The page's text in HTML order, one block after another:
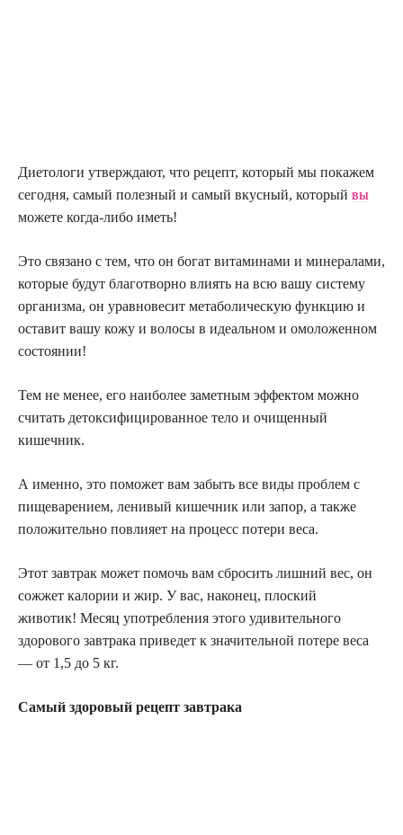
Диетологи утверждают, что рецепт, который мы покажем
сегодня, самый полезный и самый вкусный, который вы
можете когда-либо иметь!
Это связано с тем, что он богат витаминами и минералами,
которые будут благотворно влиять на всю вашу систему
организма, он уравновесит метаболическую функцию и
оставит вашу кожу и волосы в идеальном и омоложенном
состоянии!
Тем не менее, его наиболее заметным эффектом можно
считать детоксифицированное тело и очищенный
кишечник.
А именно, это поможет вам забыть все виды проблем с
пищеварением, ленивый кишечник или запор, а также
положительно повлияет на процесс потери веса.
Этот завтрак может помочь вам сбросить лишний вес, он
сожжет калории и жир. У вас, наконец, плоский
животик! Месяц употребления этого удивительного
здорового завтрака приведет к значительной потере веса
— от 1,5 до 5 кг.
Самый здоровый рецепт завтрака